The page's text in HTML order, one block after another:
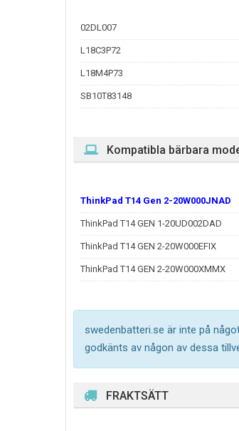
02DL007
L18C3P72
L18M4P73
SB10T83148
Kompatibla bärbara
ThinkPad T14 Gen 2-20W000JNAD
ThinkPad T14 GEN 1-20UD002DAD
ThinkPad T14 GEN 2-20W000EFIX
ThinkPad T14 GEN 2-20W000XMMX
swedenbatteri.se är inte på
godkänts av någon av dessa
FRAKTSÄTT